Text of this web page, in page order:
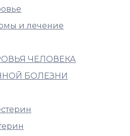
и лечение
ЧЕЛОВЕКА
БОЛЕЗНИ